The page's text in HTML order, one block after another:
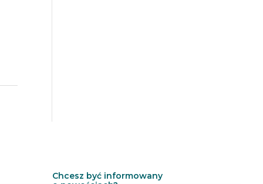
Chcesz być informowany